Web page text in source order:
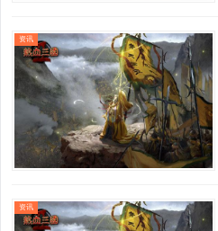
资讯
资讯